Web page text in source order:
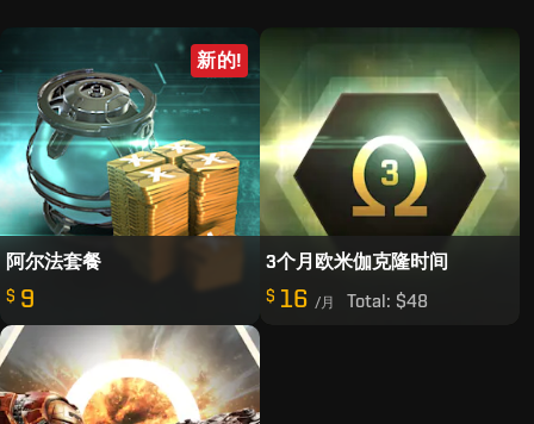
新的!
阿尔法套餐
$ 9
3个月欧米伽克隆时间
$ 16 /月 Total: $48